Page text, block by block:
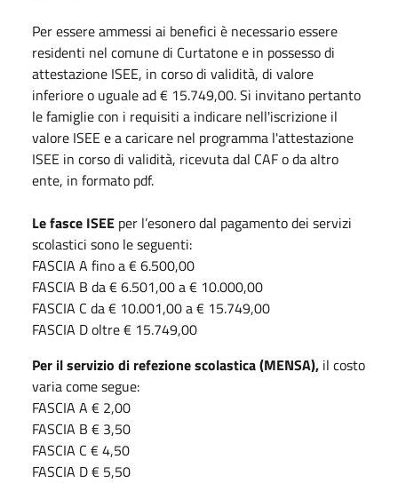
Per essere ammessi ai benefici è necessario essere
residenti nel comune di Curtatone e in possesso di
attestazione ISEE, in corso di validità, di valore
inferiore o uguale ad € 15.749,00. Si invitano pertanto
le famiglie con i requisiti a indicare nell'iscrizione il
valore ISEE e a caricare nel programma l'attestazione
ISEE in corso di validità, ricevuta dal CAF o da altro
ente, in formato pdf.
Le fasce ISEE per l’esonero dal pagamento dei servizi
scolastici sono le seguenti:
FASCIA A fino a € 6.500,00
FASCIA B da € 6.501,00 a € 10.000,00
FASCIA C da € 10.001,00 a € 15.749,00
FASCIA D oltre € 15.749,00
Per il servizio di refezione scolastica (MENSA), il costo
varia come segue:
FASCIA A € 2,00
FASCIA B € 3,50
FASCIA C € 4,50
FASCIA D € 5,50